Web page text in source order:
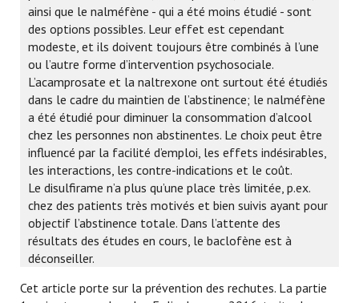
ainsi que le nalméfène - qui a été moins étudié - sont
des options possibles. Leur effet est cependant
modeste, et ils doivent toujours être combinés à l’une
ou l’autre forme d’intervention psychosociale.
L’acamprosate et la naltrexone ont surtout été étudiés
dans le cadre du maintien de l’abstinence; le nalméfène
a été étudié pour diminuer la consommation d’alcool
chez les personnes non abstinentes. Le choix peut être
influencé par la facilité d’emploi, les effets indésirables,
les interactions, les contre-indications et le coût.
Le disulfirame n’a plus qu’une place très limitée, p.ex.
chez des patients très motivés et bien suivis ayant pour
objectif l’abstinence totale. Dans l’attente des
résultats des études en cours, le baclofène est à
déconseiller.
Cet article porte sur la prévention des rechutes. La partie